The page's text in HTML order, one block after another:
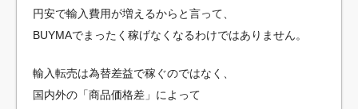
円安で輸入費用が増えるからと言って、
BUYMAでまったく稼げなくなるわけではありません。
輸入転売は為替差益で稼ぐのではなく、
国内外の「商品価格差」によって